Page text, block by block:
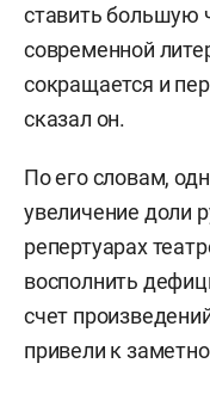
ставить большую
современной
сокращается и
сказал он.
По его словам,
увеличение доли
репертуарах
восполнить
счет
привели к